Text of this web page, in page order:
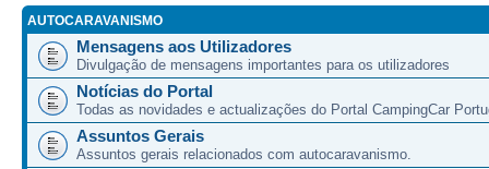
AUTOCARAVANISMO
Mensagens aos Utilizadores
Divulgação de mensagens importantes para os utilizadores
Notícias do Portal
Todas as novidades e actualizações do Portal CampingCar
Assuntos Gerais
Assuntos gerais relacionados com autocaravanismo.